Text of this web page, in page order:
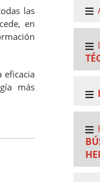
las
en
eficacia
más